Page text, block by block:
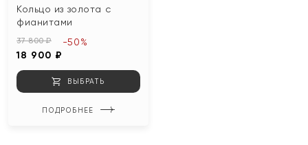
Кольцо из золота с
фианитами
37 800 ₽
18 900 ₽
-50%
ВЫБРАТЬ
ПОДРОБНЕЕ